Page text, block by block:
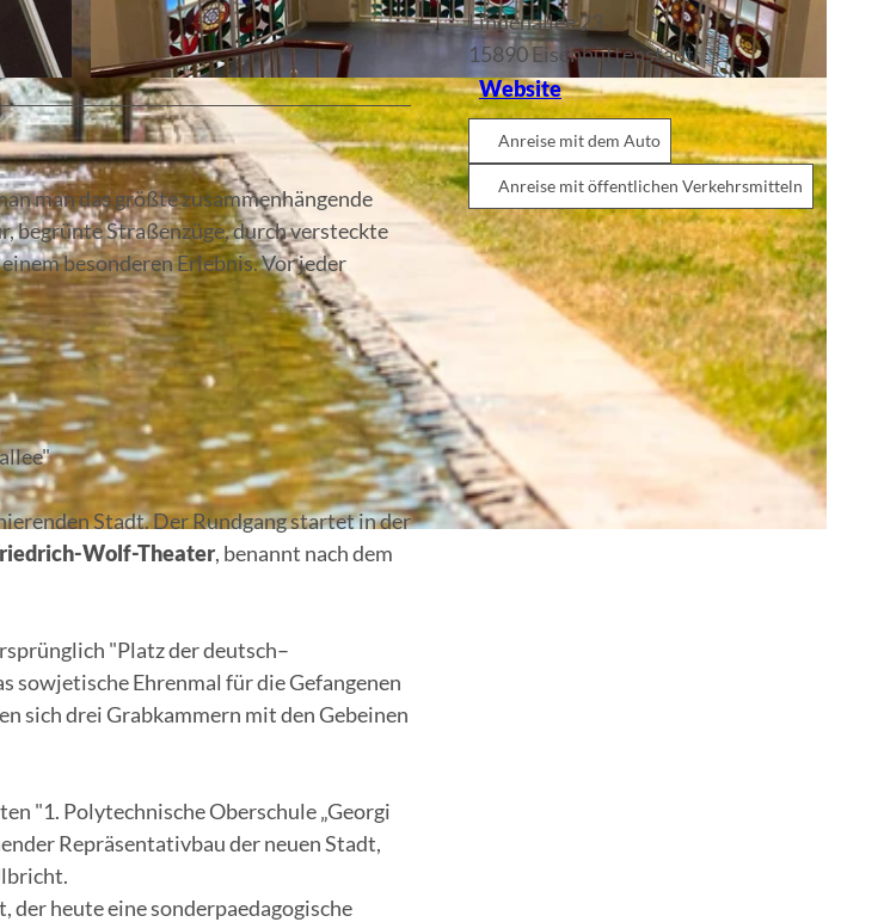
© Stadt Eisenhüttenstadt
man das größte zusammenhängende
begrünte Straßenzüge, durch versteckte
besonderen Erlebnis. Vor jeder
Stadt. Der Rundgang startet in der
Wolf-Theater, benannt nach dem
"Platz der deutsch–
sowjetische Ehrenmal für die Gefangenen
sich drei Grabkammern mit den Gebeinen
"1. Polytechnische Oberschule „Georgi
Repräsentativbau der neuen Stadt,
der heute eine sonderpaedagogische
Lindenallee 23
15890Eisenhüttenstadt
Website
Anreise mit dem Auto
Anreise mit öffentlichen Verkehrsmitteln